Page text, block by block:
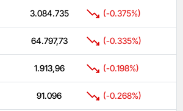
3.084.735 (-0.375%)
64.797,73 (-0.335%)
1.913,96 (-0.198%)
91.096 (-0.268%)